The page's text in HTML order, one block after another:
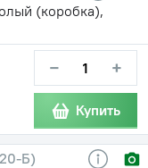
(коробка),
− +
Купить
Б)